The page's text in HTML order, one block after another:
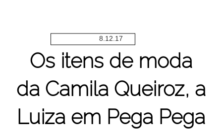
8.12.17
Os itens de moda
da Camila Queiroz, a
Luiza em Pega Pega